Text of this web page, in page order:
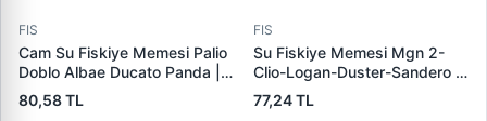
FIS
Cam Su Fiskiye Memesi Palio
Doblo Albae Ducato Panda |
DEKAR DK5028 | OEM
735277664 46454320
80,58 TL
FIS
Su Fiskiye Memesi Mgn 2-
Clio-Logan-Duster-Sandero |
DEKAR DK3017 | OEM
7700846456
77,24 TL